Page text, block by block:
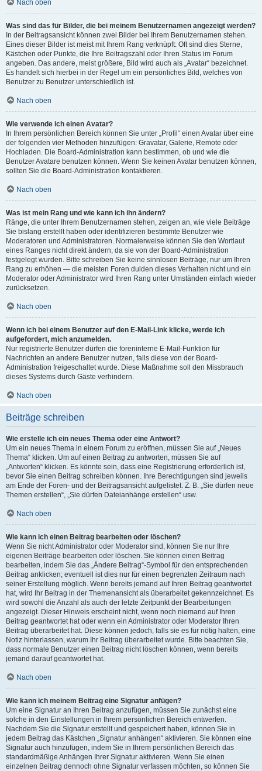
Nach oben
Was sind das für Bilder, die bei meinem Benutzernamen angezeigt werden?
In der Beitragsansicht können zwei Bilder bei Ihrem Benutzernamen stehen.
Eines dieser Bilder ist meist mit Ihrem Rang verknüpft: Oft sind dies Sterne,
Kästchen oder Punkte, die Ihre Beitragszahl oder Ihren Status im Forum
angeben. Das andere, meist größere, Bild wird auch als „Avatar“ bezeichnet.
Es handelt sich hierbei in der Regel um ein persönliches Bild, welches von
Benutzer zu Benutzer unterschiedlich ist.
Nach oben
Wie verwende ich einen Avatar?
In Ihrem persönlichen Bereich können Sie unter „Profil“ einen Avatar über eine
der folgenden vier Methoden hinzufügen: Gravatar, Galerie, Remote oder
Hochladen. Die Board-Administration kann bestimmen, ob und wie die
Benutzer Avatare benutzen können. Wenn Sie keinen Avatar benutzen können,
sollten Sie die Board-Administration kontaktieren.
Nach oben
Was ist mein Rang und wie kann ich ihn ändern?
Ränge, die unter Ihrem Benutzernamen stehen, zeigen an, wie viele Beiträge
Sie bislang erstellt haben oder identifizieren bestimmte Benutzer wie
Moderatoren und Administratoren. Normalerweise können Sie den Wortlaut
eines Ranges nicht direkt ändern, da sie von der Board-Administration
festgelegt wurden. Bitte schreiben Sie keine sinnlosen Beiträge, nur um Ihren
Rang zu erhöhen — die meisten Foren dulden dieses Verhalten nicht und ein
Moderator oder Administrator wird Ihren Rang unter Umständen einfach wieder
zurücksetzen.
Nach oben
Wenn ich bei einem Benutzer auf den E-Mail-Link klicke, werde ich
aufgefordert, mich anzumelden.
Nur registrierte Benutzer dürfen die foreninterne E-Mail-Funktion für
Nachrichten an andere Benutzer nutzen, falls diese von der Board-
Administration freigeschaltet wurde. Diese Maßnahme soll den Missbrauch
dieses Systems durch Gäste verhindern.
Nach oben
Beiträge schreiben
Wie erstelle ich ein neues Thema oder eine Antwort?
Um ein neues Thema in einem Forum zu eröffnen, müssen Sie auf „Neues
Thema“ klicken. Um auf einen Beitrag zu antworten, müssen Sie auf
„Antworten“ klicken. Es könnte sein, dass eine Registrierung erforderlich ist,
bevor Sie einen Beitrag schreiben können. Ihre Berechtigungen sind jeweils
am Ende der Foren- und der Beitragsansicht aufgelistet. Z. B. „Sie dürfen neue
Themen erstellen“, „Sie dürfen Dateianhänge erstellen“ usw.
Nach oben
Wie kann ich einen Beitrag bearbeiten oder löschen?
Wenn Sie nicht Administrator oder Moderator sind, können Sie nur Ihre
eigenen Beiträge bearbeiten oder löschen. Sie können einen Beitrag
bearbeiten, indem Sie das „Ändere Beitrag“-Symbol für den entsprechenden
Beitrag anklicken; eventuell ist dies nur für einen begrenzten Zeitraum nach
seiner Erstellung möglich. Wenn bereits jemand auf Ihren Beitrag geantwortet
hat, wird Ihr Beitrag in der Themenansicht als überarbeitet gekennzeichnet. Es
wird sowohl die Anzahl als auch der letzte Zeitpunkt der Bearbeitungen
angezeigt. Dieser Hinweis erscheint nicht, wenn noch niemand auf Ihren
Beitrag geantwortet hat oder wenn ein Administrator oder Moderator Ihren
Beitrag überarbeitet hat. Diese können jedoch, falls sie es für nötig halten, eine
Notiz hinterlassen, warum Ihr Beitrag überarbeitet wurde. Bitte beachten Sie,
dass normale Benutzer einen Beitrag nicht löschen können, wenn bereits
jemand darauf geantwortet hat.
Nach oben
Wie kann ich meinem Beitrag eine Signatur anfügen?
Um eine Signatur an Ihren Beitrag anzufügen, müssen Sie zunächst eine
solche in den Einstellungen in Ihrem persönlichen Bereich entwerfen.
Nachdem Sie die Signatur erstellt und gespeichert haben, können Sie in
jedem Beitrag das Kästchen „Signatur anhängen“ aktivieren. Sie können eine
Signatur auch hinzufügen, indem Sie in Ihrem persönlichen Bereich das
standardmäßige Anhängen Ihrer Signatur aktivieren. Wenn Sie einen
einzelnen Beitrag dennoch ohne Signatur verfassen möchten, so können Sie